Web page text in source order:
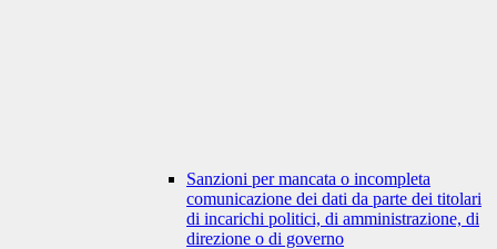
Sanzioni per mancata o incompleta
comunicazione dei dati da parte dei titolari
di incarichi politici, di amministrazione, di
direzione o di governo